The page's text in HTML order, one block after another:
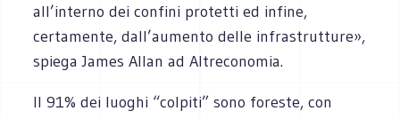
all’interno dei confini protetti ed infine,
certamente, dall’aumento delle infrastrutture»,
spiega James Allan ad Altreconomia.
Il 91% dei luoghi “colpiti” sono foreste, con